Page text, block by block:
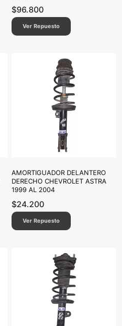
$96.800
Ver Repuesto
AMORTIGUADOR DELANTERO
DERECHO CHEVROLET ASTRA
1999 AL 2004
$24.200
Ver Repuesto